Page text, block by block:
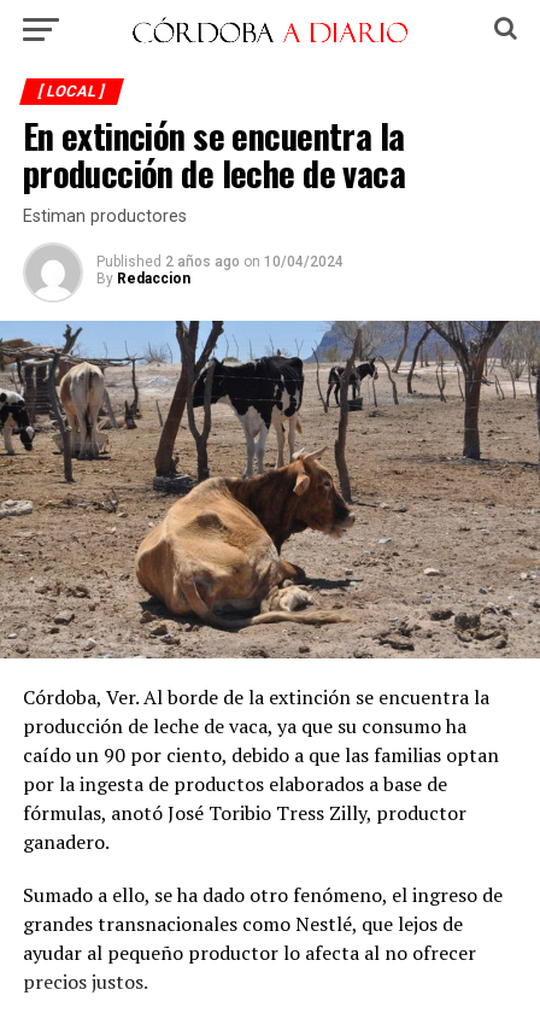
[ LOCAL ]
En extinción se encuentra la
producción de leche de vaca
Estiman productores
Published 2 años ago on 10/04/2024
By Redaccion
Córdoba, Ver. Al borde de la extinción se encuentra la
producción de leche de vaca, ya que su consumo ha
caído un 90 por ciento, debido a que las familias optan
por la ingesta de productos elaborados a base de
fórmulas, anotó José Toribio Tress Zilly, productor
ganadero.
Sumado a ello, se ha dado otro fenómeno, el ingreso de
grandes transnacionales como Nestlé, que lejos de
ayudar al pequeño productor lo afecta al no ofrecer
precios justos.